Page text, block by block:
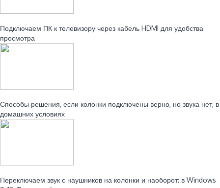
Подключаем ПК к телевизору через кабель HDMI для удобства
просмотра
Способы решения, если колонки подключены верно, но звука нет, в
домашних условиях
Переключаем звук с наушников на колонки и наоборот: в Windows